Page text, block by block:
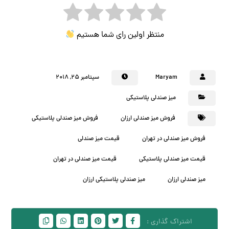
منتظر اولین رای شما هستیم
Maryam سپتامبر ۲۵, ۲۰۱۸
میز صندلی پلاستیکی
فروش میز صندلی ارزان فروش میز صندلی پلاستیکی
فروش میز صندلی در تهران قیمت میز صندلی
قیمت میز صندلی پلاستیکی قیمت میز صندلی در تهران
میز صندلی ارزان میز صندلی پلاستیکی ارزان